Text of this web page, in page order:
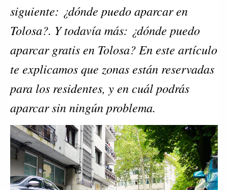
siguiente: ¿dónde puedo aparcar en
Tolosa?. Y todavía más: ¿dónde puedo
aparcar gratis en Tolosa? En este artículo
te explicamos que zonas están reservadas
para los residentes, y en cuál podrás
aparcar sin ningún problema.